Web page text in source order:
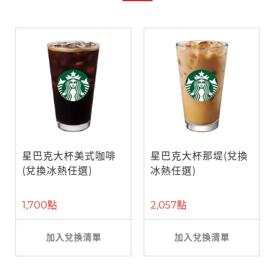
星巴克大杯美式咖啡
(兌換冰熱任選)
1,700點
加入兌換清單
星巴克大杯那堤(兌換
冰熱任選)
2,057點
加入兌換清單